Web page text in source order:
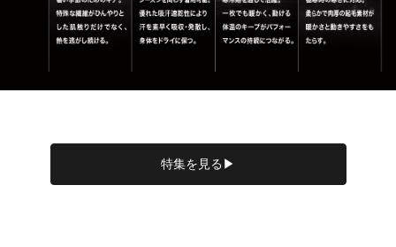
特集を見る▶